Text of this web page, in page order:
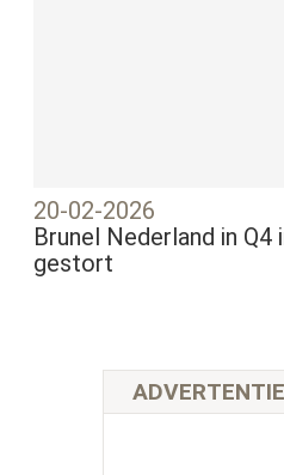
20-02-2026
Brunel Nederland in
gestort
ADVERTENTIE